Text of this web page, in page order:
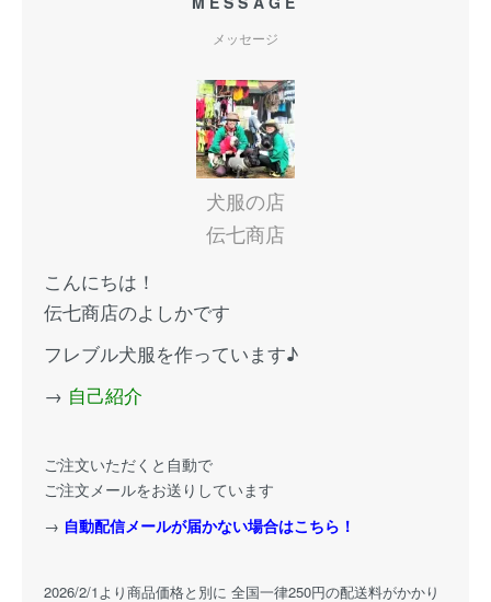
メッセージ
犬服の店
伝七商店
こんにちは！
伝七商店のよしかです
フレブル犬服を作っています♪
→ 自己紹介
ご注文いただくと自動で
ご注文メールをお送りしています
→ 自動配信メールが届かない場合はこちら！
2026/2/1より商品価格と別に 全国一律250円の配送料がかかり